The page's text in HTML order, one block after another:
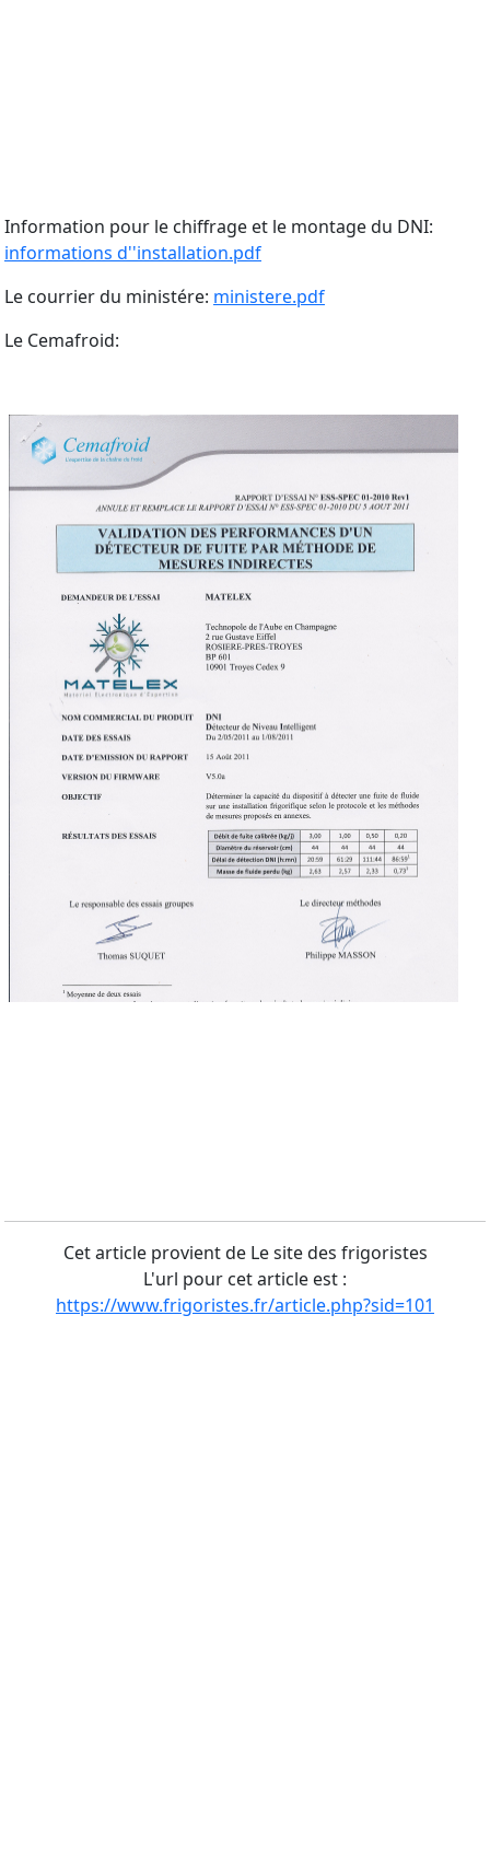
Information pour le chiffrage et le montage du DNI:
informations d''installation.pdf
Le courrier du ministére: ministere.pdf
Le Cemafroid:
Cet article provient de Le site des frigoristes
L'url pour cet article est :
https://www.frigoristes.fr/article.php?sid=101